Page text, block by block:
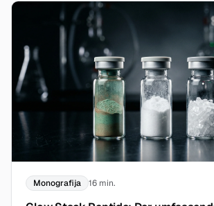
Monografija 16 min.